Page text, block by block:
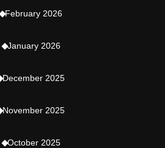
February 2026
January 2026
December 2025
November 2025
October 2025